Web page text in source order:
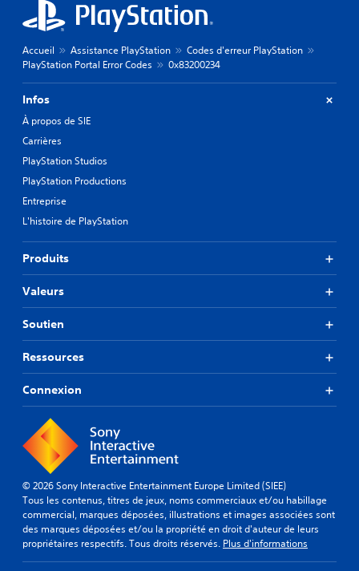
Accueil Assistance PlayStation
Codes d'erreur PlayStation
PlayStation Portal Error Codes
0x83200234
Infos
À propos de SIE
Carrières
PlayStation Studios
PlayStation Productions
Entreprise
L'histoire de PlayStation
Produits
Valeurs
Soutien
Ressources
Connexion
© 2026 Sony Interactive Entertainment Europe Limited (SIEE)
Tous les contenus, titres de jeux, noms commerciaux et/ou habillage
commercial, marques déposées, illustrations et images associées sont
des marques déposées et/ou la propriété en droit d'auteur de leurs
propriétaires respectifs. Tous droits réservés. Plus d'informations